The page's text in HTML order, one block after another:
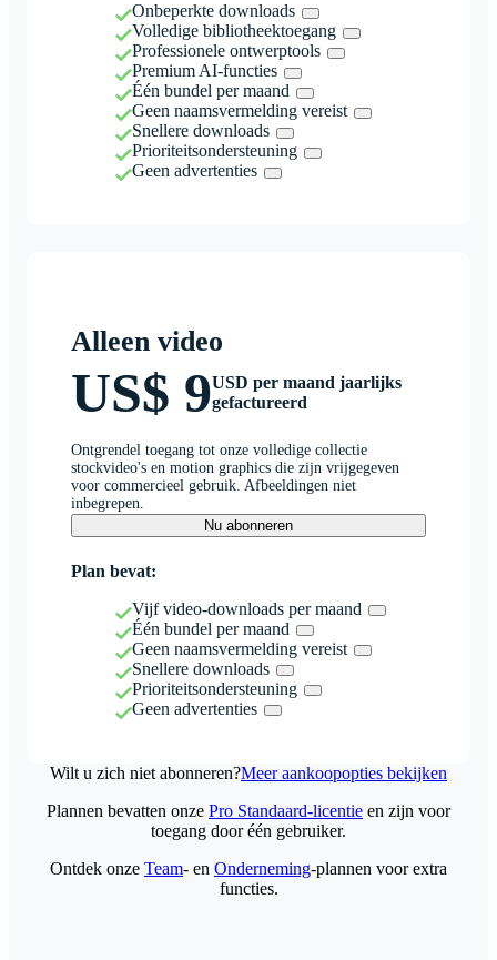
Onbeperkte downloads
Volledige bibliotheektoegang
Professionele ontwerptools
Premium AI-functies
Één bundel per maand
Geen naamsvermelding vereist
Snellere downloads
Prioriteitsondersteuning
Geen advertenties
Alleen video
US$ 9USD per maand jaarlijks
gefactureerd
Ontgrendel toegang tot onze volledige collectie
stockvideo's en motion graphics die zijn vrijgegeven
voor commercieel gebruik. Afbeeldingen niet
inbegrepen.
Nu abonneren
Plan bevat:
Vijf video-downloads per maand
Één bundel per maand
Geen naamsvermelding vereist
Snellere downloads
Prioriteitsondersteuning
Geen advertenties
Wilt u zich niet abonneren?Meer aankoopopties bekijken
Plannen bevatten onze Pro Standaard-licentie en zijn voor
toegang door één gebruiker.
Ontdek onze Team- en Onderneming-plannen voor extra
functies.